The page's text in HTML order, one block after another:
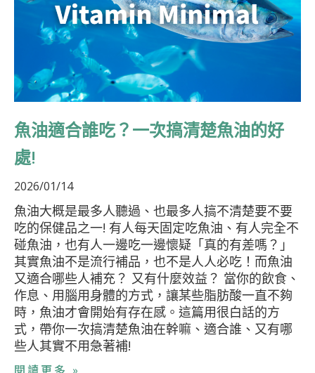
魚油適合誰吃？一次搞清楚魚油的好
處!
2026/01/14
魚油大概是最多人聽過、也最多人搞不清楚要不要
吃的保健品之一! 有人每天固定吃魚油、有人完全不
碰魚油，也有人一邊吃一邊懷疑「真的有差嗎？」
其實魚油不是流行補品，也不是人人必吃！而魚油
又適合哪些人補充？ 又有什麼效益？ 當你的飲食、
作息、用腦用身體的方式，讓某些脂肪酸一直不夠
時，魚油才會開始有存在感。這篇用很白話的方
式，帶你一次搞清楚魚油在幹嘛、適合誰、又有哪
些人其實不用急著補!
閱讀更多 »